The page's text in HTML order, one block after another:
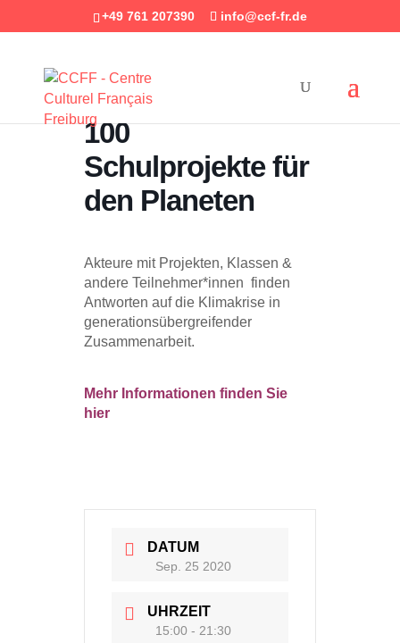
+49 761 207390 info@ccf-fr.de
100
Schulprojekte für
den Planeten
Akteure mit Projekten, Klassen &
andere Teilnehmer*innen finden
Antworten auf die Klimakrise in
generationsübergreifender
Zusammenarbeit.
Mehr Informationen finden Sie
hier
DATUM
Sep. 25 2020
UHRZEIT
15:00 - 21:30